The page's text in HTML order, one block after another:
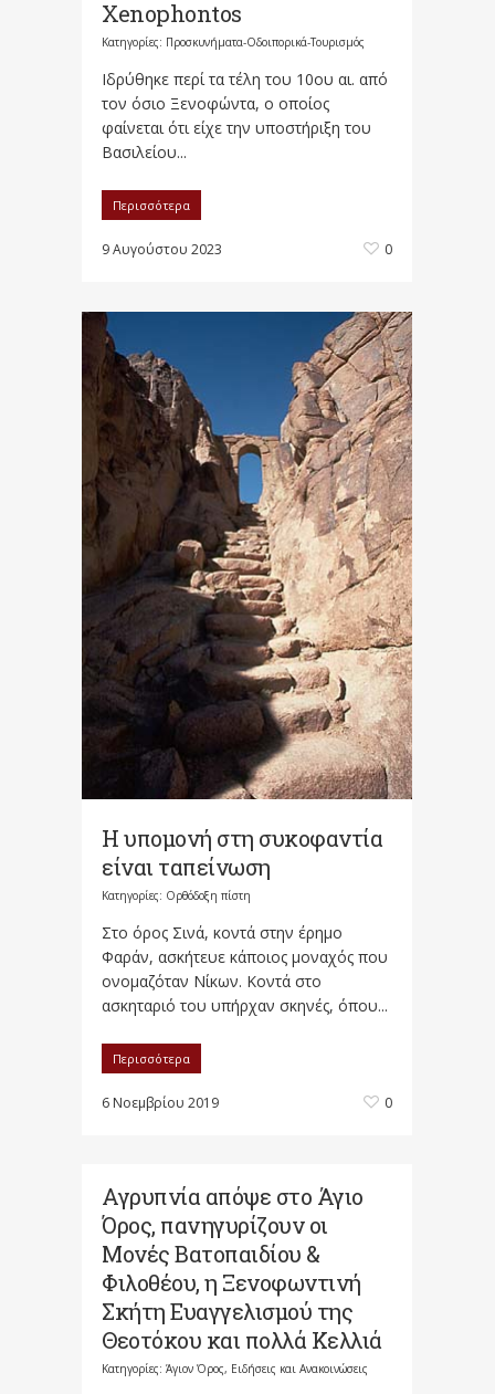
Xenophontos
Κατηγορίες: Προσκυνήματα-Οδοιπορικά-Τουρισμός
Ιδρύθηκε περί τα τέλη του 10ου αι. από
τον όσιο Ξενοφώντα, ο οποίος
φαίνεται ότι είχε την υποστήριξη του
Βασιλείου...
Περισσότερα
9 Αυγούστου 2023 0
Η υπομονή στη συκοφαντία
είναι ταπείνωση
Κατηγορίες: Ορθόδοξη πίστη
Στο όρος Σινά, κοντά στην έρημο
Φαράν, ασκήτευε κάποιος μοναχός που
ονομαζόταν Νίκων. Κοντά στο
ασκηταριό του υπήρχαν σκηνές, όπου...
Περισσότερα
6 Νοεμβρίου 2019 0
Αγρυπνία απόψε στο Άγιο
Όρος, πανηγυρίζουν οι
Μονές Βατοπαιδίου &
Φιλοθέου, η Ξενοφωντινή
Σκήτη Ευαγγελισμού της
Θεοτόκου και πολλά Κελλιά
Κατηγορίες: Άγιον Όρος, Ειδήσεις και Ανακοινώσεις